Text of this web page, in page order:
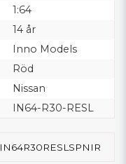
1:64
14 år
Inno Models
Röd
Nissan
IN64-R30-RESL
IN64R30RESLSPNIR